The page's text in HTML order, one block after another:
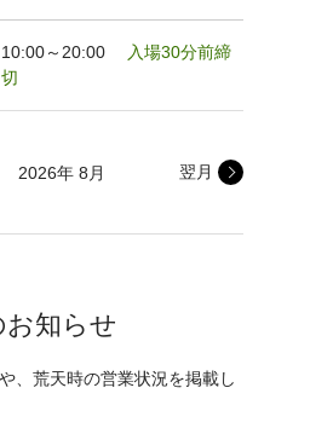
10:00～20:00 入場30分前締
切
2026年 8月 翌月
知らせ
、荒天時の営業状況を掲載し